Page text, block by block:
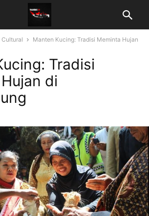
Cultural
Manten Kucing: Tradisi Meminta Hujan
Tradisi
di